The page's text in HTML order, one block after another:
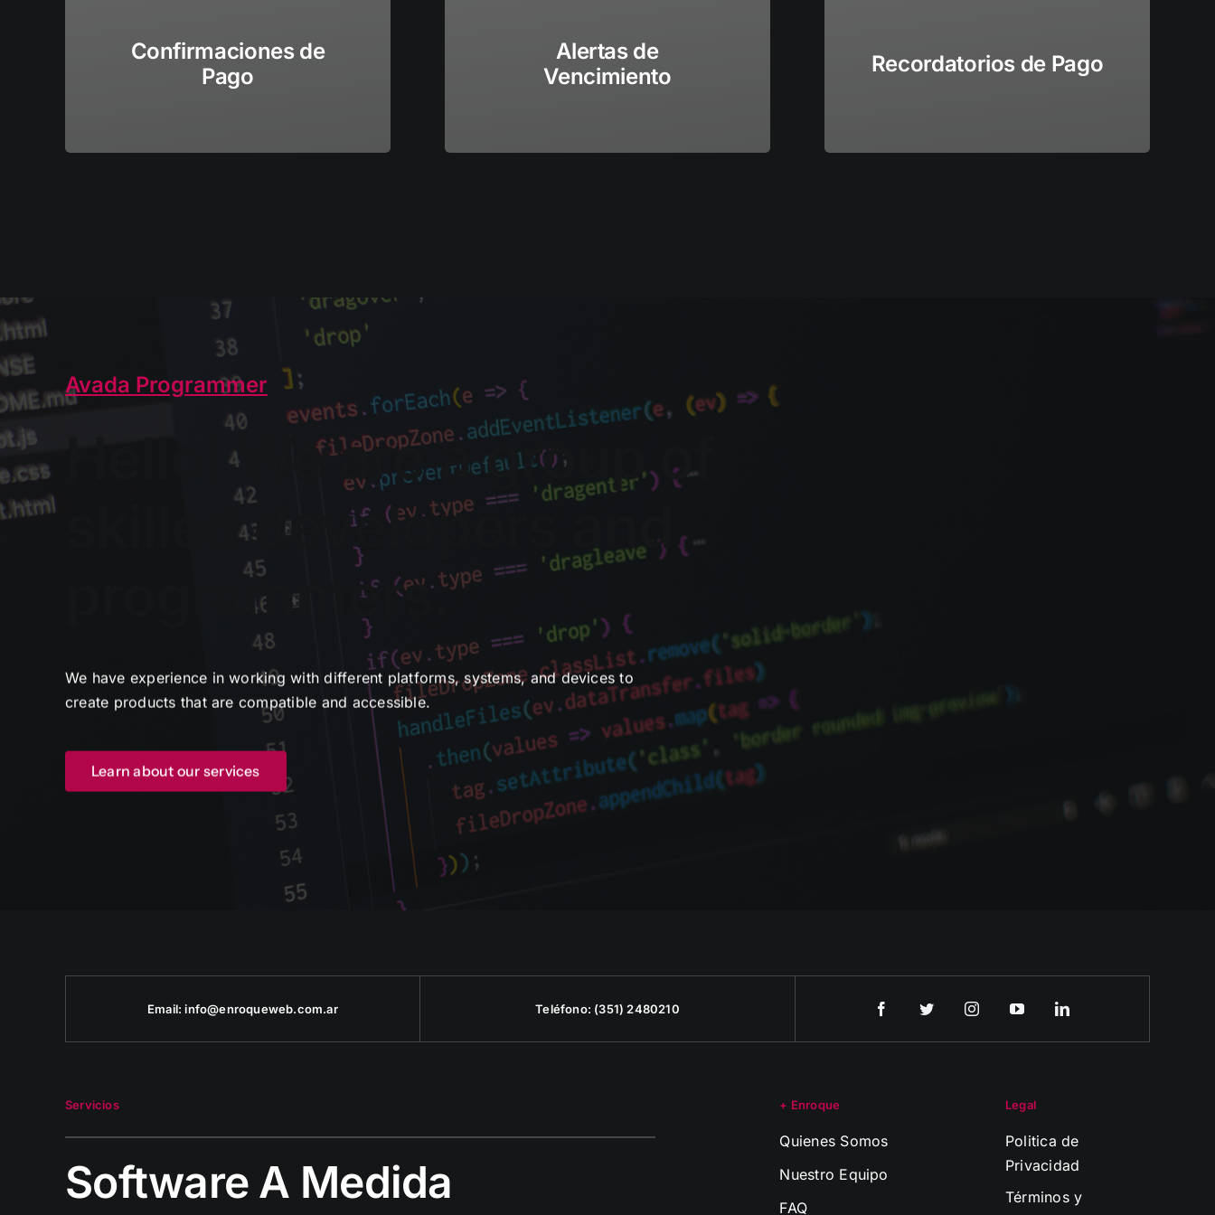
Confirmaciones de
Pago
Alertas de
Vencimiento
Recordatorios de Pago
Avada Programmer
Hello! We are a group of
skilled developers and
programmers.
We have experience in working with different platforms, systems, and devices to
create products that are compatible and accessible.
Learn about our services
Email:info@enroqueweb.com.ar Teléfono: (351) 2480210
Servicios
Software A Medida
+ Enroque
Quienes Somos
Nuestro Equipo
FAQ
Legal
Politica de
Privacidad
Términos y